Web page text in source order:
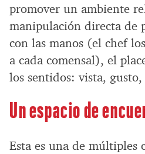
promover un ambiente
manipulación directa de
con las manos (el chef
a cada comensal), el
los sentidos: vista,
Un espacio de
Esta es una de múltiples